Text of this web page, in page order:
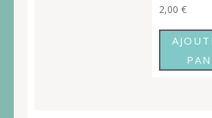
2,00 €